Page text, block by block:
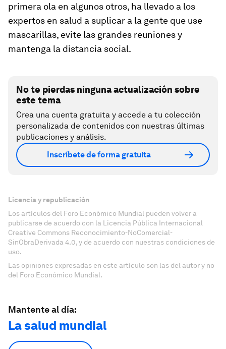
primera ola en algunos otros, ha llevado a los
expertos en salud a suplicar a la gente que use
mascarillas, evite las grandes reuniones y
mantenga la distancia social.
No te pierdas ninguna actualización sobre
este tema
Crea una cuenta gratuita y accede a tu colección
personalizada de contenidos con nuestras últimas
publicaciones y análisis.
Inscríbete de forma gratuita
Licencia y republicación
Los artículos del Foro Económico Mundial pueden volver a
publicarse de acuerdo con la Licencia Pública Internacional
Creative Commons Reconocimiento-NoComercial-
SinObraDerivada 4.0, y de acuerdo con nuestras condiciones de
uso.
Las opiniones expresadas en este artículo son las del autor y no
del Foro Económico Mundial.
Mantente al día:
La salud mundial